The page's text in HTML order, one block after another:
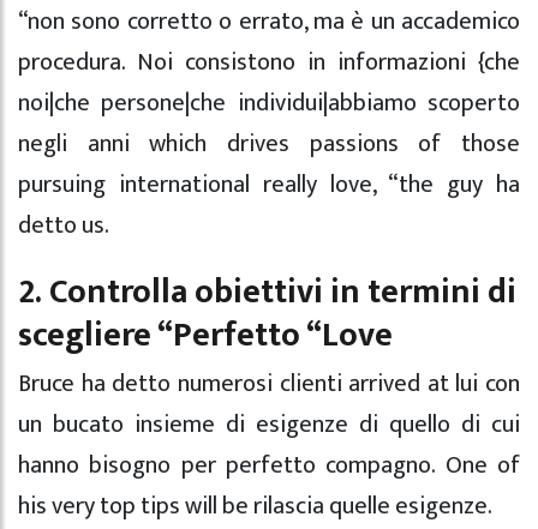
“non sono corretto o errato, ma è un accademico
procedura. Noi consistono in informazioni {che
noi|che persone|che individui|abbiamo scoperto
negli anni which drives passions of those
pursuing international really love, “the guy ha
detto us.
2. Controlla obiettivi in termini di
scegliere “Perfetto “Love
Bruce ha detto numerosi clienti arrived at lui con
un bucato insieme di esigenze di quello di cui
hanno bisogno per perfetto compagno. One of
his very top tips will be rilascia quelle esigenze.